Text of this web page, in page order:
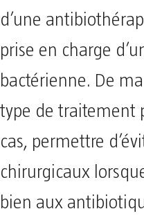
d’une
prise en charge
bactérienne. De
type de traitement
cas, permettre
chirurgicaux
bien aux